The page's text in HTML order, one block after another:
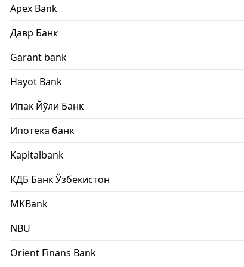
Apex Bank
Давр Банк
Garant bank
Hayot Bank
Ипак Йўли Банк
Ипотека банк
Kapitalbank
КДБ Банк Ўзбекистон
MKBank
NBU
Orient Finans Bank